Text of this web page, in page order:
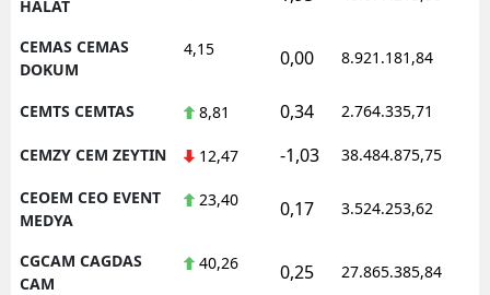
HALAT
CEMAS CEMAS
DOKUM
4,15 0,00 8.921.181,84
CEMTS CEMTAS 8,81 0,34 2.764.335,71
CEMZY CEM ZEYTIN 12,47 -1,03 38.484.875,75
CEOEM CEO EVENT
MEDYA
23,40 0,17 3.524.253,62
CGCAM CAGDAS
CAM
40,26 0,25 27.865.385,84